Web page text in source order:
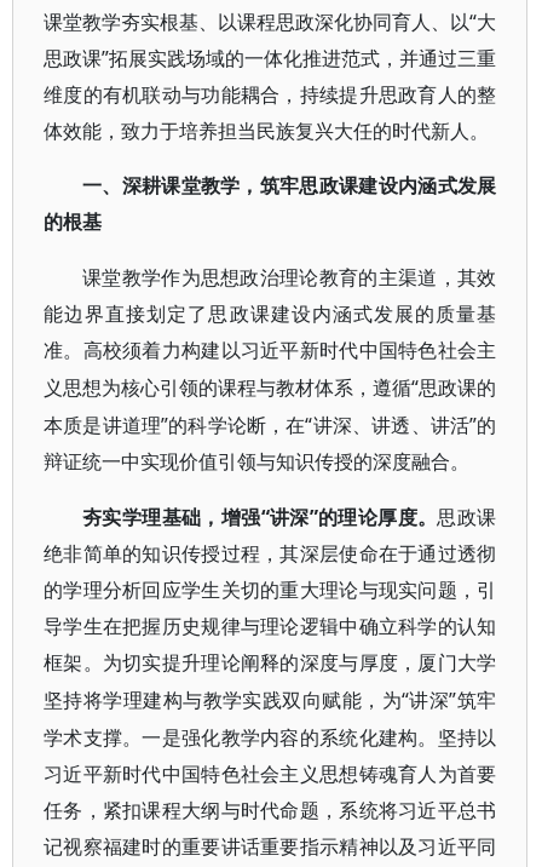
课堂教学夯实根基、以课程思政深化协同育人、以“大
思政课”拓展实践场域的一体化推进范式，并通过三重
维度的有机联动与功能耦合，持续提升思政育人的整
体效能，致力于培养担当民族复兴大任的时代新人。
一、深耕课堂教学，筑牢思政课建设内涵式发展
的根基
课堂教学作为思想政治理论教育的主渠道，其效
能边界直接划定了思政课建设内涵式发展的质量基
准。高校须着力构建以习近平新时代中国特色社会主
义思想为核心引领的课程与教材体系，遵循“思政课的
本质是讲道理”的科学论断，在“讲深、讲透、讲活”的
辩证统一中实现价值引领与知识传授的深度融合。
夯实学理基础，增强“讲深”的理论厚度。思政课
绝非简单的知识传授过程，其深层使命在于通过透彻
的学理分析回应学生关切的重大理论与现实问题，引
导学生在把握历史规律与理论逻辑中确立科学的认知
框架。为切实提升理论阐释的深度与厚度，厦门大学
坚持将学理建构与教学实践双向赋能，为“讲深”筑牢
学术支撑。一是强化教学内容的系统化建构。坚持以
习近平新时代中国特色社会主义思想铸魂育人为首要
任务，紧扣课程大纲与时代命题，系统将习近平总书
记视察福建时的重要讲话重要指示精神以及习近平同